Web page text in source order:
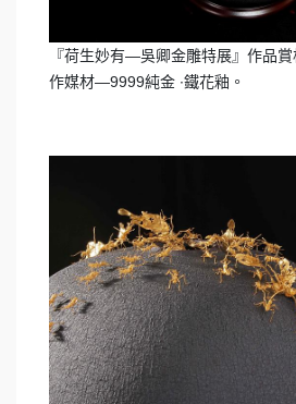
『荷生妙有—吳卿金雕特展』作品
作媒材—9999純金 ∙鐵花釉。